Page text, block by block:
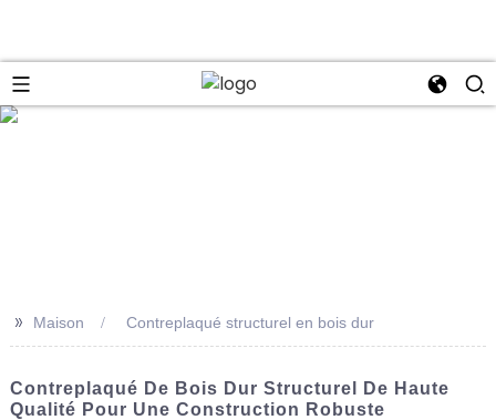
>> Maison Contreplaqué structurel en bois dur
Contreplaqué De Bois Dur Structurel De Haute
Qualité Pour Une Construction Robuste